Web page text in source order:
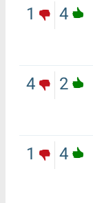
4
1
2
4
4
1